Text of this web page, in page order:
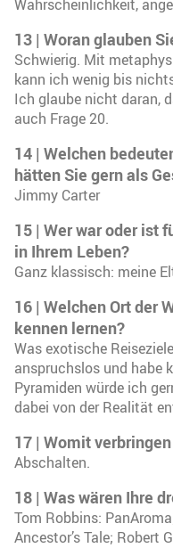
Wahrscheinlichkeit,
13 | Woran glauben
Schwierig. Mit
kann ich wenig bis
Ich glaube nicht daran,
auch Frage 20.
14 | Welchen
hätten Sie gern als
Jimmy Carter
15 | Wer war oder ist
in Ihrem Leben?
Ganz klassisch: meine
16 | Welchen Ort der
kennen lernen?
Was exotische
anspruchslos und habe
Pyramiden würde ich
dabei von der Realität
17 | Womit
Abschalten.
18 | Was wären Ihre
Tom Robbins:
Ancestor’s Tale; Robert